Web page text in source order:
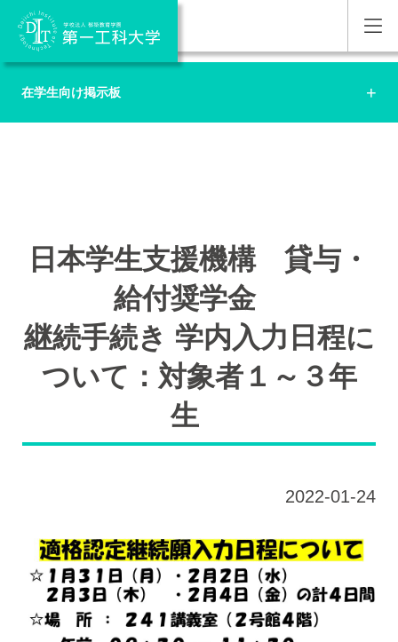
在学生向け掲示板
日本学生支援機構 貸与・
給付奨学金
継続手続き 学内入力日程に
ついて：対象者１～３年
生
2022-01-24